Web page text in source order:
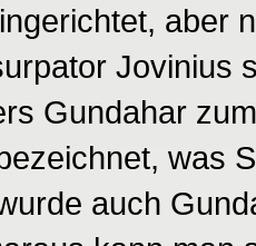
aber
Jovinius
Gundahar
was
auch